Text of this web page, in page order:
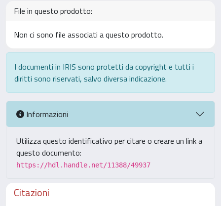
File in questo prodotto:
Non ci sono file associati a questo prodotto.
I documenti in IRIS sono protetti da copyright e tutti i
diritti sono riservati, salvo diversa indicazione.
Informazioni
Utilizza questo identificativo per citare o creare un link a
questo documento:
https://hdl.handle.net/11388/49937
Citazioni